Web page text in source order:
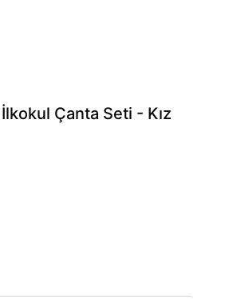
Çanta Seti - Kız